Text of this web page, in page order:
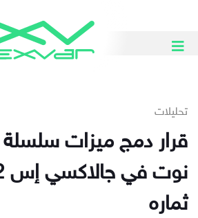
تحليلات
قرار دمج ميزات
ثماره